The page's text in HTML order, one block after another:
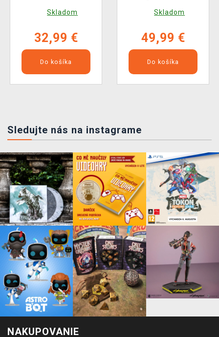
Skladom
32,99 €
Do košíka
Skladom
49,99 €
Do košíka
Sledujte nás na instagrame
NAKUPOVANIE